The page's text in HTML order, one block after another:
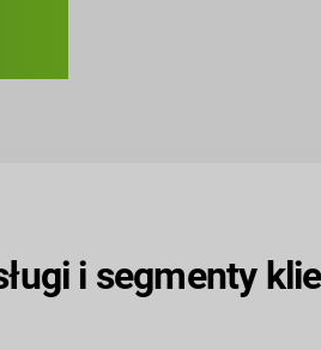
i segmenty